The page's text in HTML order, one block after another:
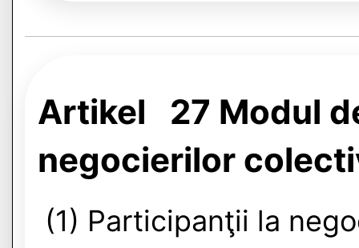
Artikel 27 Modul
negocierilor
(1) Participanţii la